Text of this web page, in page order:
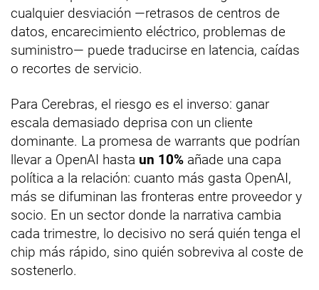
cualquier desviación —retrasos de centros de
datos, encarecimiento eléctrico, problemas de
suministro— puede traducirse en latencia, caídas
o recortes de servicio.
Para Cerebras, el riesgo es el inverso: ganar
escala demasiado deprisa con un cliente
dominante. La promesa de warrants que podrían
llevar a OpenAI hasta un 10% añade una capa
política a la relación: cuanto más gasta OpenAI,
más se difuminan las fronteras entre proveedor y
socio. En un sector donde la narrativa cambia
cada trimestre, lo decisivo no será quién tenga el
chip más rápido, sino quién sobreviva al coste de
sostenerlo.